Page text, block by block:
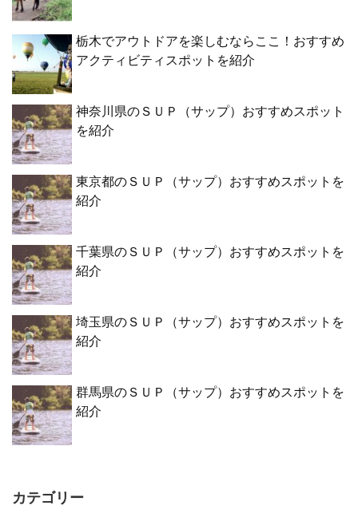
栃木でアウトドアを楽しむならここ！おすすめ
アクティビティスポットを紹介
神奈川県のＳＵＰ（サップ）おすすめスポット
を紹介
東京都のＳＵＰ（サップ）おすすめスポットを
紹介
千葉県のＳＵＰ（サップ）おすすめスポットを
紹介
埼玉県のＳＵＰ（サップ）おすすめスポットを
紹介
群馬県のＳＵＰ（サップ）おすすめスポットを
紹介
カテゴリー